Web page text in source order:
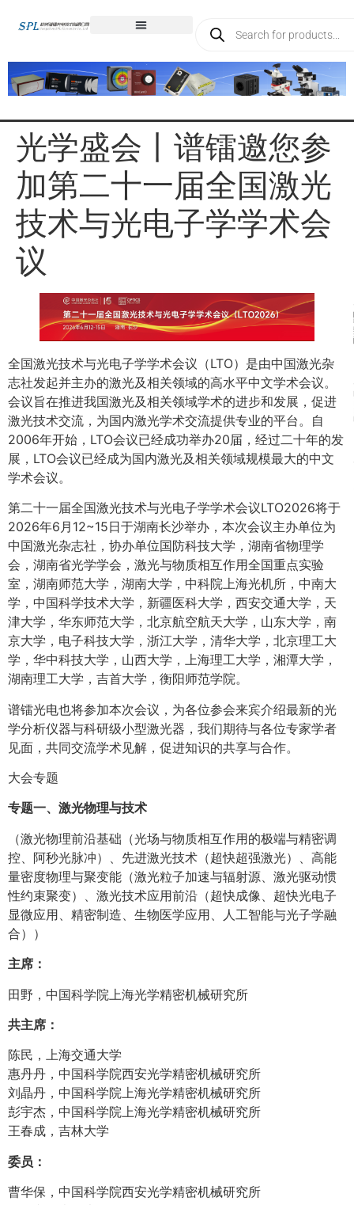
光学盛会丨谱镭邀您参
加第二十一届全国激光
技术与光电子学学术会
议
全国激光技术与光电子学学术会议（LTO）是由中国激光杂
志社发起并主办的激光及相关领域的高水平中文学术会议。
会议旨在推进我国激光及相关领域学术的进步和发展，促进
激光技术交流，为国内激光学术交流提供专业的平台。自
2006年开始，LTO会议已经成功举办20届，经过二十年的发
展，LTO会议已经成为国内激光及相关领域规模最大的中文
学术会议。
第二十一届全国激光技术与光电子学学术会议LTO2026将于
2026年6月12~15日于湖南长沙举办，本次会议主办单位为
中国激光杂志社，协办单位国防科技大学，湖南省物理学
会，湖南省光学学会，激光与物质相互作用全国重点实验
室，湖南师范大学，湖南大学，中科院上海光机所，中南大
学，中国科学技术大学，新疆医科大学，西安交通大学，天
津大学，华东师范大学，北京航空航天大学，山东大学，南
京大学，电子科技大学，浙江大学，清华大学，北京理工大
学，华中科技大学，山西大学，上海理工大学，湘潭大学，
湖南理工大学，吉首大学，衡阳师范学院。
谱镭光电也将参加本次会议，为各位参会来宾介绍最新的光
学分析仪器与科研级小型激光器，我们期待与各位专家学者
见面，共同交流学术见解，促进知识的共享与合作。
大会专题
专题一、激光物理与技术
（激光物理前沿基础（光场与物质相互作用的极端与精密调
控、阿秒光脉冲）、先进激光技术（超快超强激光）、高能
量密度物理与聚变能（激光粒子加速与辐射源、激光驱动惯
性约束聚变）、激光技术应用前沿（超快成像、超快光电子
显微应用、精密制造、生物医学应用、人工智能与光子学融
合））
主席：
田野，中国科学院上海光学精密机械研究所
共主席：
陈民，上海交通大学
惠丹丹，中国科学院西安光学精密机械研究所
刘晶丹，中国科学院上海光学精密机械研究所
彭宇杰，中国科学院上海光学精密机械研究所
王春成，吉林大学
委员：
曹华保，中国科学院西安光学精密机械研究所